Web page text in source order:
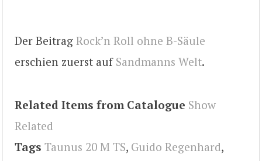
Der Beitrag Rock’n Roll ohne B-Säule
erschien zuerst auf Sandmanns Welt.
Related Items from Catalogue Show
Related
Tags Taunus 20 M TS, Guido Regenhard,